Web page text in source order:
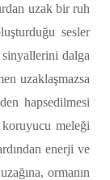
uzak bir ruh
sesler
sinyallerini dalga
uzaklaşmazsa
hapsedilmesi
meleği
enerji ve
ormanın